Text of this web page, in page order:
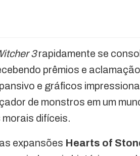
3rapidamente se
prêmios e
e gráficos
de monstros em um
difíceis.
expansões Hearts of